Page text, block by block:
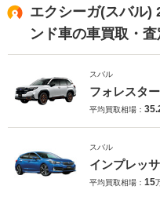
エクシーガ(スバル)
ンド車の車買取・
スバル
フォレスター
平均買取相場：
スバル
インプレッ
平均買取相場： 15